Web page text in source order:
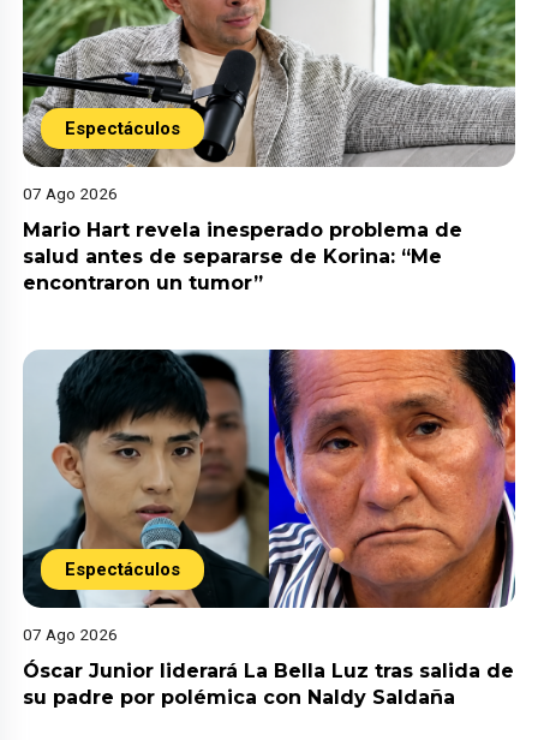
Espectáculos
07 Ago 2026
Mario Hart revela inesperado problema de
salud antes de separarse de Korina: “Me
encontraron un tumor”
Espectáculos
07 Ago 2026
Óscar Junior liderará La Bella Luz tras salida de
su padre por polémica con Naldy Saldaña